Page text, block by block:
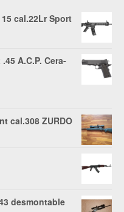
15 cal.22Lr Sport
A.C.P. Cera-
cal.308 ZURDO
desmontable